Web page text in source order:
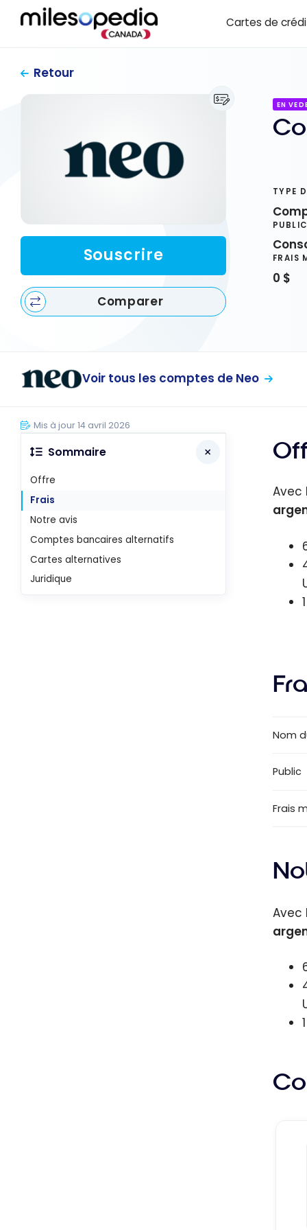
Panneau de gestion des cookies
Passer
Cartes de
Retour
EN
Souscrire
Comparer
TYPE
PUBLIC
FRAIS
0 $
Voir tous les comptes de Neo
Avec
Nom
Public
Frais
Avec
Mis à jour 14 avril 2026
Sommaire
Offre
Frais
Notre avis
Comptes bancaires alternatifs
Cartes alternatives
Juridique